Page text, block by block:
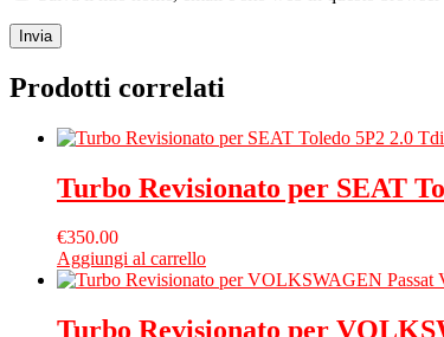
Prodotti correlati
Turbo Revisionato per SEAT
€350.00
Aggiungi al carrello
Turbo Revisionato per